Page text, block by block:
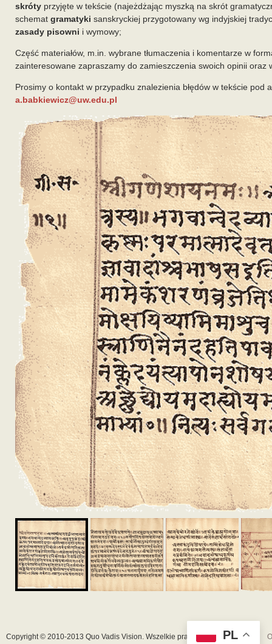
skróty przyjęte w tekście (najeżdżając myszką na skrót
schemat gramatyki sanskryckiej przygotowany wg indyjskiej
zasady pisowni i wymowy;
Część materiałów, m.in. wybrane tłumaczenia i komentarze w
zainteresowane zapraszamy do zamieszczenia swoich opinii
Prosimy o kontakt w przypadku znalezienia błędów w tekście pod
a.babkiewicz@uw.edu.pl
Copyright © 2010-2013 Quo Vadis Vision. Wszelkie prawa zastrzeżone.
PL